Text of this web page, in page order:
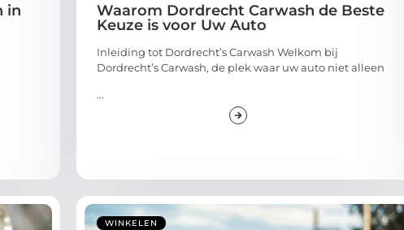
in
Waarom Dordrecht Carwash de Beste
Keuze is voor Uw Auto
Inleiding tot Dordrecht’s Carwash Welkom bij
Dordrecht’s Carwash, de plek waar uw auto niet alleen
...
WINKELEN